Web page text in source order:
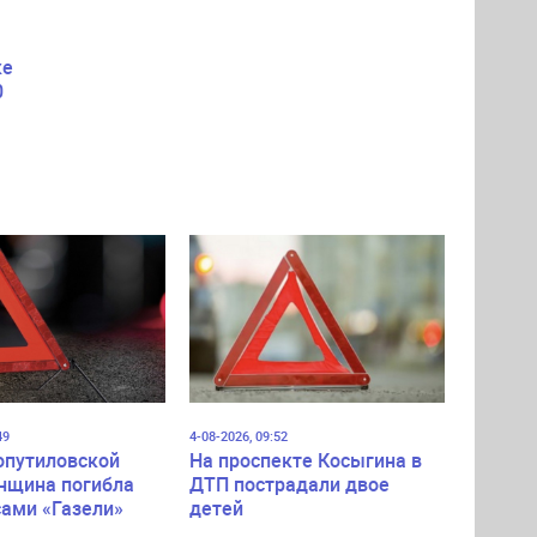
погибла
«Газели»
4-08-2026, 09:52
На проспекте Косыгина в
ДТП пострадали двое
детей